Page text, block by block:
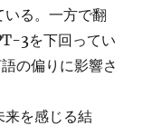
る。一方で翻
3を下回ってい
の偏りに影響さ
来を感じる結